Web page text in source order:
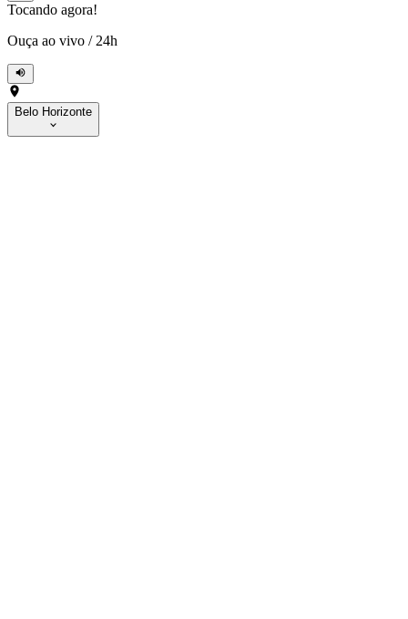
Tocando agora!
Ouça ao vivo / 24h
Belo Horizonte